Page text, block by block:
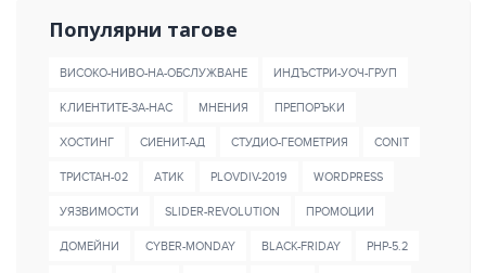
Популярни тагове
ВИСОКО-НИВО-НА-ОБСЛУЖВАНЕ ИНДЪСТРИ-УОЧ-ГРУП
КЛИЕНТИТЕ-ЗА-НАС МНЕНИЯ ПРЕПОРЪКИ
ХОСТИНГ СИЕНИТ-АД СТУДИО-ГЕОМЕТРИЯ CONIT
ТРИСТАН-02 AТИК PLOVDIV-2019 WORDPRESS
УЯЗВИМОСТИ SLIDER-REVOLUTION ПРОМОЦИИ
ДОМЕЙНИ CYBER-MONDAY BLACK-FRIDAY PHP-5.2